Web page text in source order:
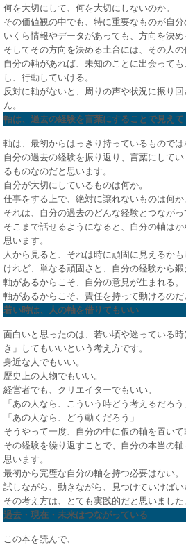
何を大切にして、何を大切にしないのか。
その価値観の中でも、特に重要なものが自分
いくら情報やデータがあっても、方向を決め
そしてその方向を決める土台には、その人の
自分の軸があれば、未知のことに出会って
し、行動していける。
反対に軸がないと、周りの声や状況に振り
ん。
軸は、過去の経験を言葉にすることで見えて
軸は、最初からはっきり持っているものでは
自分の過去の経験を振り返り、言葉にして
るものなのだと思います。
自分が大切にしているものは何か。
仕事をする上で、絶対に譲れないものは何か
それは、自分の過去のどんな経験とつながっ
そこまで話せるようになると、自分の軸は
思います。
人から見ると、それは時に頑固に見えるかも
けれど、単なる頑固さと、自分の経験から鍛
軸があるからこそ、自分の意見が生まれる。
軸があるからこそ、責任を持って動けるのだ
若い時は、人の軸を借りてもいい
面白いと思ったのは、若い頃や迷っている
き」してもいいという考え方です。
身近な人でもいい。
歴史上の人物でもいい。
経営者でも、クリエイターでもいい。
「あの人なら、こういう時どう考えるだろう
「あの人なら、どう動くだろう」
そうやって一度、自分の中に仮の軸を置いて
その経験を繰り返すことで、自分の本当の
思います。
最初から完璧な自分の軸を持つ必要はない。
試しながら、動きながら、見つけていけばい
その考え方は、とても実践的だと思いました
過去・現在・未来はつながっている
この本を読んで、